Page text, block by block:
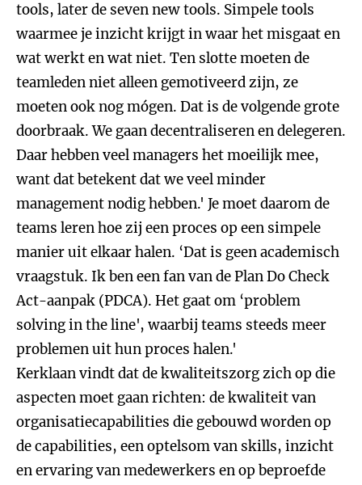
tools, later de seven new tools. Simpele tools
waarmee je inzicht krijgt in waar het misgaat en
wat werkt en wat niet. Ten slotte moeten de
teamleden niet alleen gemotiveerd zijn, ze
moeten ook nog mógen. Dat is de volgende grote
doorbraak. We gaan decentraliseren en delegeren.
Daar hebben veel managers het moeilijk mee,
want dat betekent dat we veel minder
management nodig hebben.' Je moet daarom de
teams leren hoe zij een proces op een simpele
manier uit elkaar halen. ‘Dat is geen academisch
vraagstuk. Ik ben een fan van de Plan Do Check
Act-aanpak (PDCA). Het gaat om ‘problem
solving in the line', waarbij teams steeds meer
problemen uit hun proces halen.'
Kerklaan vindt dat de kwaliteitszorg zich op die
aspecten moet gaan richten: de kwaliteit van
organisatiecapabilities die gebouwd worden op
de capabilities, een optelsom van skills, inzicht
en ervaring van medewerkers en op beproefde